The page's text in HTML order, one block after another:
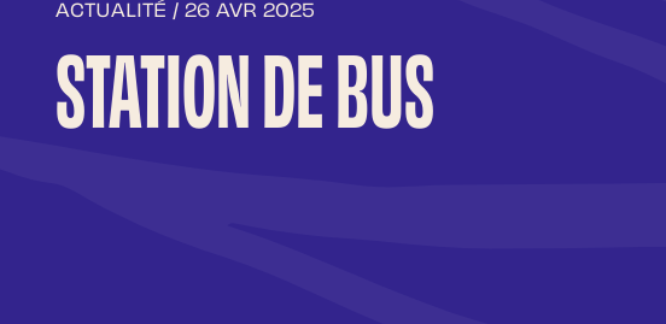
ACTUALITÉ / 26 AVR 2025
STATION DE BUS